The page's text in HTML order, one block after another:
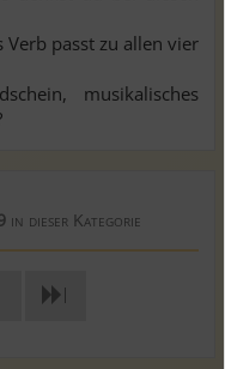
Verb passt zu allen vier
musikalisches
in dieser Kategorie
|